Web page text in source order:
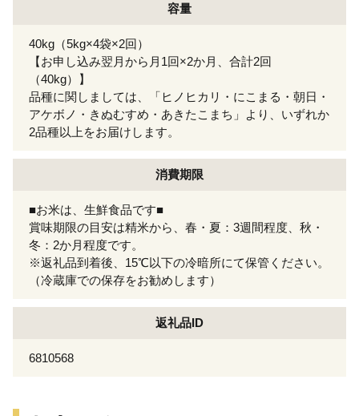
容量
40kg（5kg×4袋×2回）
【お申し込み翌月から月1回×2か月、合計2回
（40kg）】
品種に関しましては、「ヒノヒカリ・にこまる・朝日・
アケボノ・きぬむすめ・あきたこまち」より、いずれか
2品種以上をお届けします。
消費期限
■お米は、生鮮食品です■
賞味期限の目安は精米から、春・夏：3週間程度、秋・
冬：2か月程度です。
※返礼品到着後、15℃以下の冷暗所にて保管ください。
（冷蔵庫での保存をお勧めします）
返礼品ID
6810568